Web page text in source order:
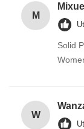
M
Mixue
Solid
W